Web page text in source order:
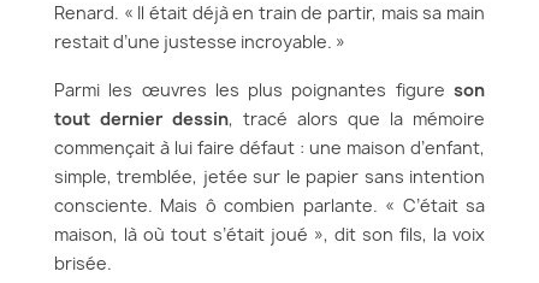
Renard. « Il était déjà en train de partir, mais sa main
restait d’une justesse incroyable. »
Parmi les œuvres les plus poignantes figure son
tout dernier dessin, tracé alors que la mémoire
commençait à lui faire défaut : une maison d’enfant,
simple, tremblée, jetée sur le papier sans intention
consciente. Mais ô combien parlante. « C’était sa
maison, là où tout s’était joué », dit son fils, la voix
brisée.